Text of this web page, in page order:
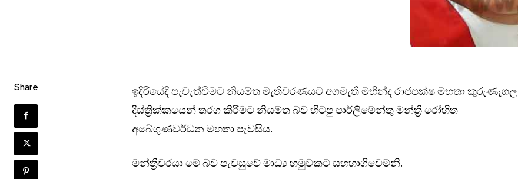
Share
ඉදිරියේදි පැවැත්විමට නියම්ත මැතිවරණයට අගමැති මහින්ද රාජපක්ෂ මහතා කුරුණෑගල
දිස්ත්‍රික්කයෙන් තරග කිරිමට නියම්ත බව හිටපු පාර්ලිමේන්තු මන්ත්‍රි රෝහිත
අබේගුණවර්ධන මහතා පැවසීය.
මන්ත්‍රිවරයා මේ බව පැවසුවේ මාධ්‍ය හමුවකට සහභාගිවෙම්නි.